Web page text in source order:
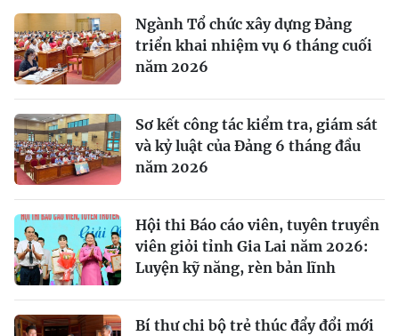
Ngành Tổ chức xây dựng Đảng
triển khai nhiệm vụ 6 tháng cuối
năm 2026
Sơ kết công tác kiểm tra, giám sát
và kỷ luật của Đảng 6 tháng đầu
năm 2026
Hội thi Báo cáo viên, tuyên truyền
viên giỏi tỉnh Gia Lai năm 2026:
Luyện kỹ năng, rèn bản lĩnh
Bí thư chi bộ trẻ thúc đẩy đổi mới